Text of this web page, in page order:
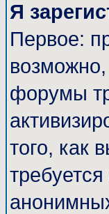
Я
Первое:
форумы
того, как